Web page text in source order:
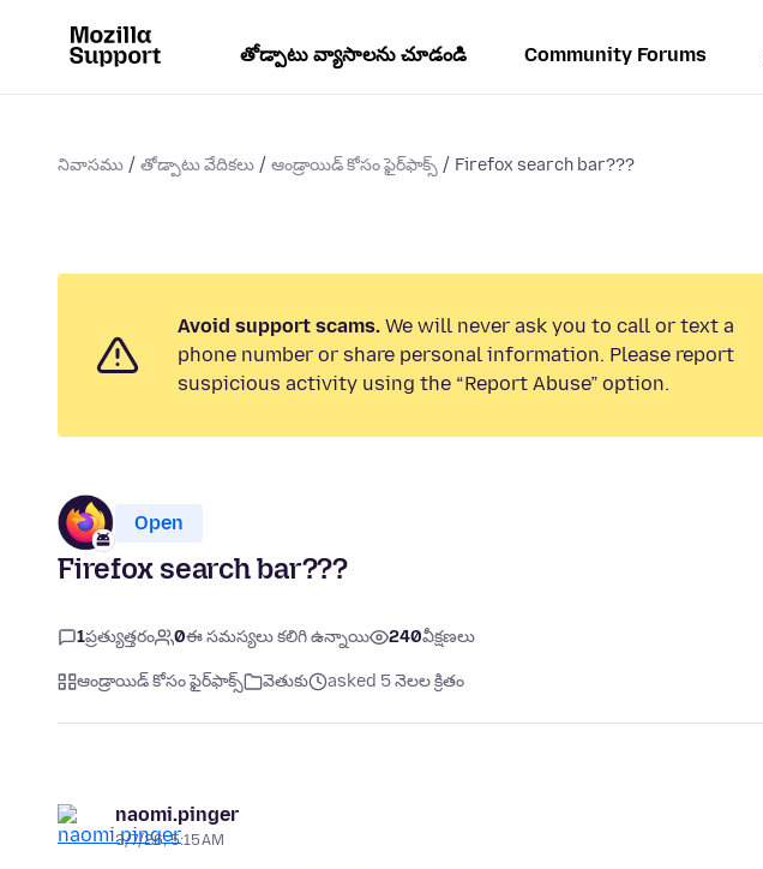
తోడ్పాటు వ్యాసాలను చూడండి Community Forums
నివాసము తోడ్పాటు వేదికలు ఆండ్రాయిడ్ కోసం ఫైర్‌ఫాక్స్ Firefox search bar???
Avoid support scams. We will never ask you to call or text a
phone number or share personal information. Please report
suspicious activity using the “Report Abuse” option.
Open
Firefox search bar???
1ప్రత్యుత్తరం 0ఈ సమస్యలు కలిగి ఉన్నాయి 240వీక్షణలు
ఆండ్రాయిడ్ కోసం ఫైర్‌ఫాక్స్ వెతుకు asked 5 నెలల క్రితం
naomi.pinger
3/7/26, 5:15 AM